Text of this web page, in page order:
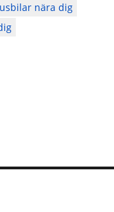
nära dig